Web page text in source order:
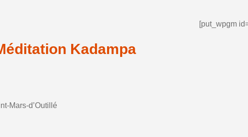
Kadampa
Mars‑d’Outillé
[put_wpgm